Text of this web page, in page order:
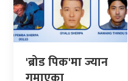
'ब्रोड पिक'मा ज्यान